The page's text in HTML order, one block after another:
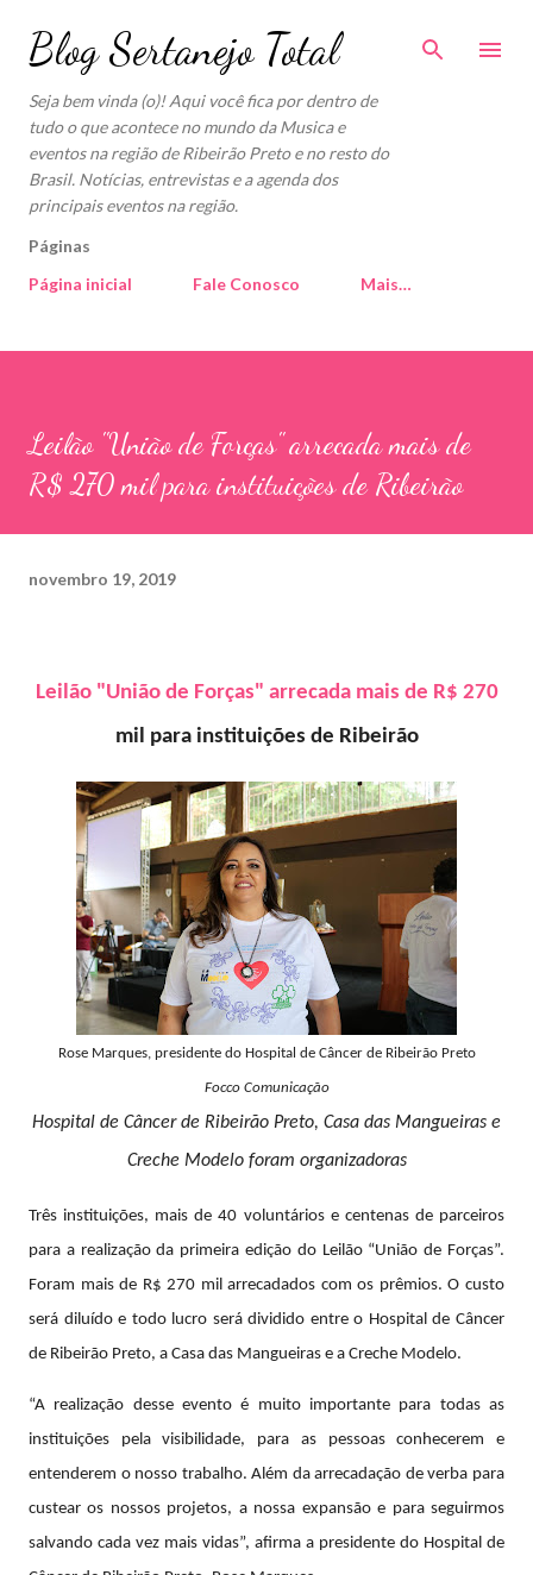
Pular para o conteúdo principal
Blog Sertanejo Total
Seja bem vinda (o)! Aqui você fica por dentro de
tudo o que acontece no mundo da Musica e
eventos na região de Ribeirão Preto e no resto do
Brasil. Notícias, entrevistas e a agenda dos
principais eventos na região.
Páginas
Página inicial
Fale Conosco Mais…
Leilão "União de Forças" arrecada mais de
R$ 270 mil para instituições de Ribeirão
novembro 19, 2019
Leilão "União de Forças" arrecada mais de R$ 270
mil para instituições de Ribeirão
Rose Marques, presidente do Hospital de Câncer de Ribeirão Preto
Focco Comunicação
Hospital de Câncer de Ribeirão Preto, Casa das Mangueiras e
Creche Modelo foram organizadoras
Três instituições, mais de 40 voluntários e centenas de parceiros
para a realização da primeira edição do Leilão “União de Forças”.
Foram mais de R$ 270 mil arrecadados com os prêmios. O custo
será diluído e todo lucro será dividido entre o Hospital de Câncer
de Ribeirão Preto, a Casa das Mangueiras e a Creche Modelo.
“A realização desse evento é muito importante para todas as
instituições pela visibilidade, para as pessoas conhecerem e
entenderem o nosso trabalho. Além da arrecadação de verba para
custear os nossos projetos, a nossa expansão e para seguirmos
salvando cada vez mais vidas”, afirma a presidente do Hospital de